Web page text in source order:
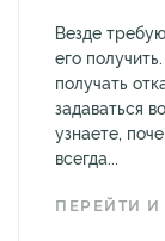
Везде
его
получать
задаваться
узнаете,
всегда...
ПЕРЕЙТИ И